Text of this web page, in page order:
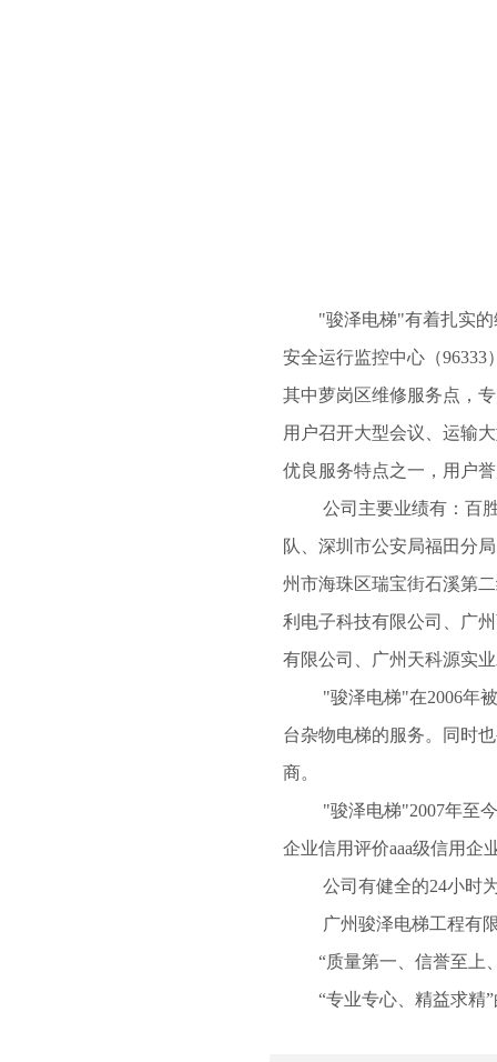
"骏泽电梯"有着扎实的维
安全运行监控中心（
其中萝岗区维修服务点，
用户召开大型会议、运输
优良服务特点之一，用户
公司主要业绩有：百胜
队、深圳市公安局福田分
州市海珠区瑞宝街石溪第
利电子科技有限公司、广
有限公司、广州天科源实
"骏泽电梯"在2006年被
台杂物电梯的服务。同时
商。
"骏泽电梯"2007年至今连
企业信用评价aaa级信用企
公司有健全的24小时为
广州骏泽电梯工程有限
“质量第一、信誉至上、
“专业专心、精益求精”